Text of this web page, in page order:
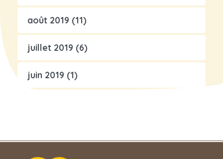
août 2019 (11)
juillet 2019 (6)
juin 2019 (1)